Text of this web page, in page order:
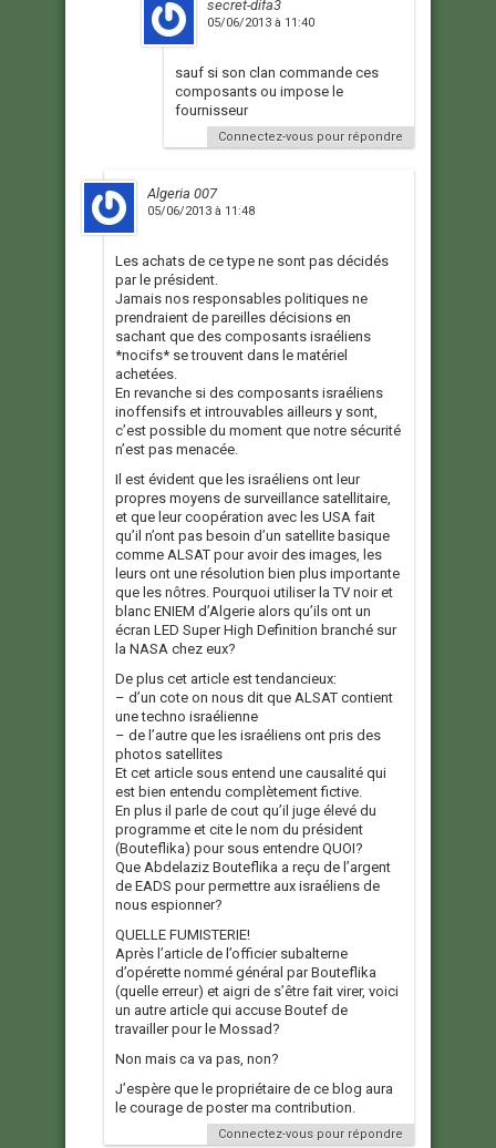
secret-difa3
05/06/2013 à 11:40
sauf si son clan commande ces
composants ou impose le
fournisseur
Connectez-vous pour répondre
Algeria 007
05/06/2013 à 11:48
Les achats de ce type ne sont pas décidés
par le président.
Jamais nos responsables politiques ne
prendraient de pareilles décisions en
sachant que des composants israéliens
*nocifs* se trouvent dans le matériel
achetées.
En revanche si des composants israéliens
inoffensifs et introuvables ailleurs y sont,
c’est possible du moment que notre sécurité
n’est pas menacée.
Il est évident que les israéliens ont leur
propres moyens de surveillance satellitaire,
et que leur coopération avec les USA fait
qu’il n’ont pas besoin d’un satellite basique
comme ALSAT pour avoir des images, les
leurs ont une résolution bien plus importante
que les nôtres. Pourquoi utiliser la TV noir et
blanc ENIEM d’Algerie alors qu’ils ont un
écran LED Super High Definition branché sur
la NASA chez eux?
De plus cet article est tendancieux:
– d’un cote on nous dit que ALSAT contient
une techno israélienne
– de l’autre que les israéliens ont pris des
photos satellites
Et cet article sous entend une causalité qui
est bien entendu complètement fictive.
En plus il parle de cout qu’il juge élevé du
programme et cite le nom du président
(Bouteflika) pour sous entendre QUOI?
Que Abdelaziz Bouteflika a reçu de l’argent
de EADS pour permettre aux israéliens de
nous espionner?
QUELLE FUMISTERIE!
Après l’article de l’officier subalterne
d’opérette nommé général par Bouteflika
(quelle erreur) et aigri de s’être fait virer, voici
un autre article qui accuse Boutef de
travailler pour le Mossad?
Non mais ca va pas, non?
J’espère que le propriétaire de ce blog aura
le courage de poster ma contribution.
Connectez-vous pour répondre